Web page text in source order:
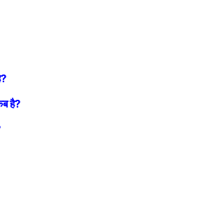
है?